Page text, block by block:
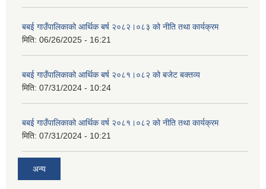
बबई गाउँपालिकाको आर्थिक बर्ष २०८२।०८३ को नीति तथा कार्यक्रम
मिति: 06/26/2025 - 16:21
बबई गाउँपालिकाको आर्थिक बर्ष २०८१।०८२ को बजेट बक्तव्य
मिति: 07/31/2024 - 10:24
बबई गाउँपालिकाको आर्थिक वर्ष २०८१।०८२ को नीति तथा कार्यक्रम
मिति: 07/31/2024 - 10:21
अन्य